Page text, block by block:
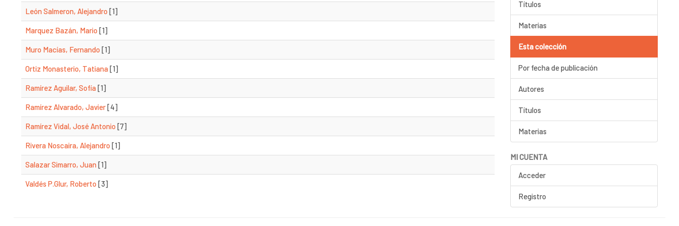
León Salmeron, Alejandro [1]
Marquez Bazán, Mario [1]
Muro Macías, Fernando [1]
Ortiz Monasterio, Tatiana[1]
Ramírez Aguilar, Sofía[1]
Ramírez Alvarado, Javier[4]
Ramírez Vidal, José Antonio [7]
Rivera Noscaira, Alejandro [1]
Salazar Simarro, Juan[1]
Valdés P.Glur, Roberto [3]
Títulos
Materias
Esta colección
Por fecha de publicación
Autores
Títulos
Materias
MI CUENTA
Acceder
Registro